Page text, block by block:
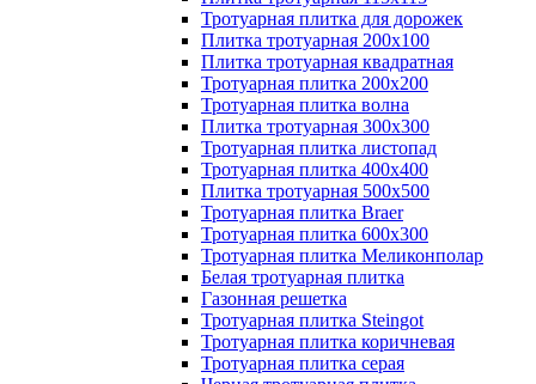
Тротуарная плитка для дорожек
Плитка тротуарная 200х100
Плитка тротуарная квадратная
Тротуарная плитка 200х200
Тротуарная плитка волна
Плитка тротуарная 300х300
Тротуарная плитка листопад
Тротуарная плитка 400х400
Плитка тротуарная 500x500
Тротуарная плитка Braer
Тротуарная плитка 600х300
Тротуарная плитка Меликонполар
Белая тротуарная плитка
Газонная решетка
Тротуарная плитка Steingot
Тротуарная плитка коричневая
Тротуарная плитка серая